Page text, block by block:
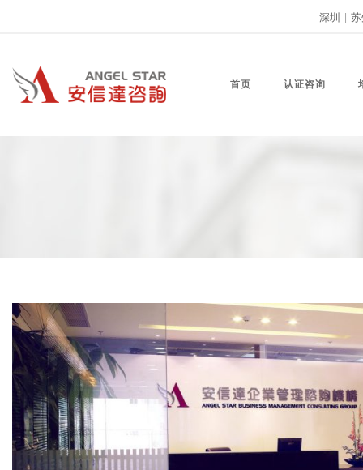
深圳 |
首页 认证咨询